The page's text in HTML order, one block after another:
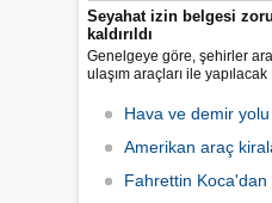
Seyahat izin belgesi
kaldırıldı
Genelgeye göre, şehirler
ulaşım araçları ile yapılacak
zorunluluğu yürürlükten
Hava ve demir yolu
Amerikan araç
Fahrettin Koca'dan